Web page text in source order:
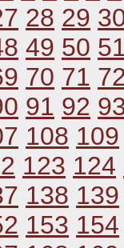
28 29
49 50
70 71
91 92
108 109
123 124
138 139
153 154